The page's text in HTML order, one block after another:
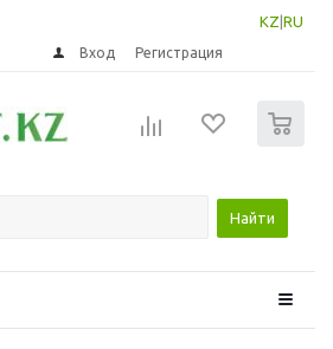
KZ RU
Вход Регистрация
Найти